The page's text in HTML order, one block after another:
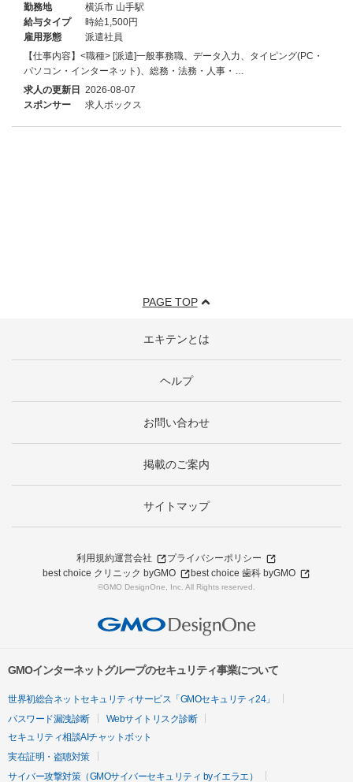
勤務地
横浜市 山手駅
給与タイプ
時給1,500円
雇用形態
派遣社員
【仕事内容】<職種> [派遣]一般事務職、データ入力、タイピング(PC・
パソコン・インターネット)、総務・法務・人事・…
求人の更新日 2026-08-07
スポンサー
求人ボックス
PAGE TOP
エキテンとは
ヘルプ
お問い合わせ
掲載のご案内
サイトマップ
利用規約運営会社
プライバシーポリシー
best choice クリニック byGMO
best choice 歯科 byGMO
©GMO DesignOne, Inc. All Rights reserved.
GMOインターネットグループのセキュリティ事業について
世界初総合ネットセキュリティサービス「GMOセキュリティ24」
パスワード漏洩診断
Webサイトリスク診断
セキュリティ相談AIチャットボット
実在証明・盗聴対策
サイバー攻撃対策（GMOサイバーセキュリティ byイエラエ）